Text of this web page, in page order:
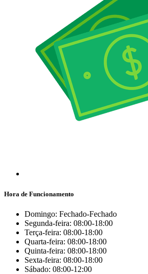
Hora de Funcionamento
Domingo: Fechado-Fechado
Segunda-feira: 08:00-18:00
Terça-feira: 08:00-18:00
Quarta-feira: 08:00-18:00
Quinta-feira: 08:00-18:00
Sexta-feira: 08:00-18:00
Sábado: 08:00-12:00